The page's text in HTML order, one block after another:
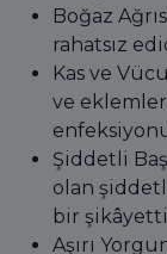
Boğaz
rahatsız
Kas ve
ve
Şiddetli Baş
olan şiddetli
bir
Aşırı